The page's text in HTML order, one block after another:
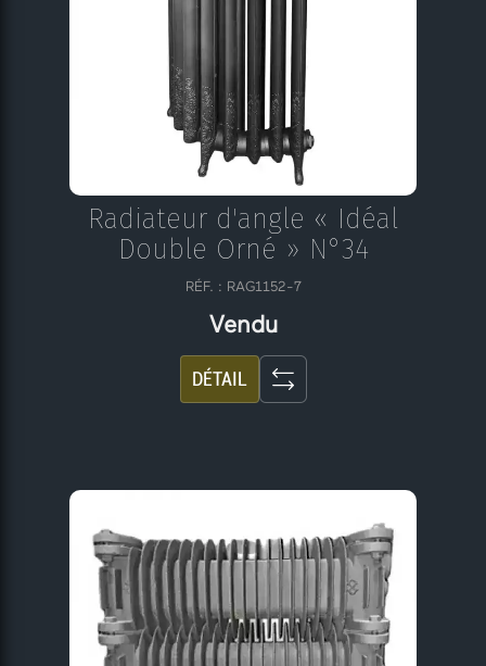
Radiateur d'angle « Idéal
Double Orné » N°34
RÉF. : RAG1152-7
Vendu
DÉTAIL